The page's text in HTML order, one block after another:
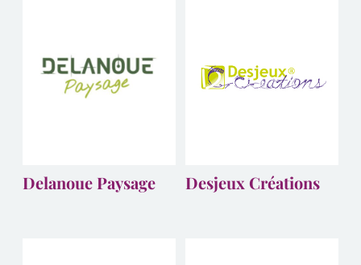
Delanoue Paysage Desjeux Créations